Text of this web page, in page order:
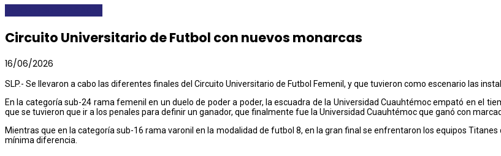
Circuito Universitario de Futbol con nuevos monarcas
16/06/2026
SLP.- Se llevaron a cabo las diferentes finales del Circuito Universitario de Futbol Femenil, y que tuvieron como escenario las
En la categoría sub-24 rama femenil en un duelo de poder a poder, la escuadra de la Universidad Cuauhtémoc empató en el
que se tuvieron que ir a los penales para definir un ganador, que finalmente fue la Universidad Cuauhtémoc que ganó con
Mientras que en la categoría sub-16 rama varonil en la modalidad de futbol 8, en la gran final se enfrentaron los equipos
mínima diferencia.